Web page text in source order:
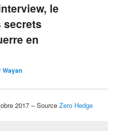
le
secrets
en
Wayan
2017 – SourceZero Hedge